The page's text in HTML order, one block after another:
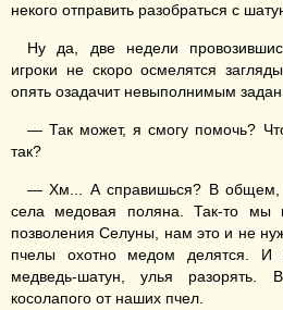
некого отправить разобраться с
Ну да, две недели
игроки не скоро осмелятся
опять озадачит невыполнимым
— Так может, я смогу помочь?
так?
— Хм... А справишься? В общем,
села медовая поляна. Так-то
позволения Селуны, нам это и не
пчелы охотно медом делятся. И
медведь-шатун, улья разорять.
косолапого от наших пчел.